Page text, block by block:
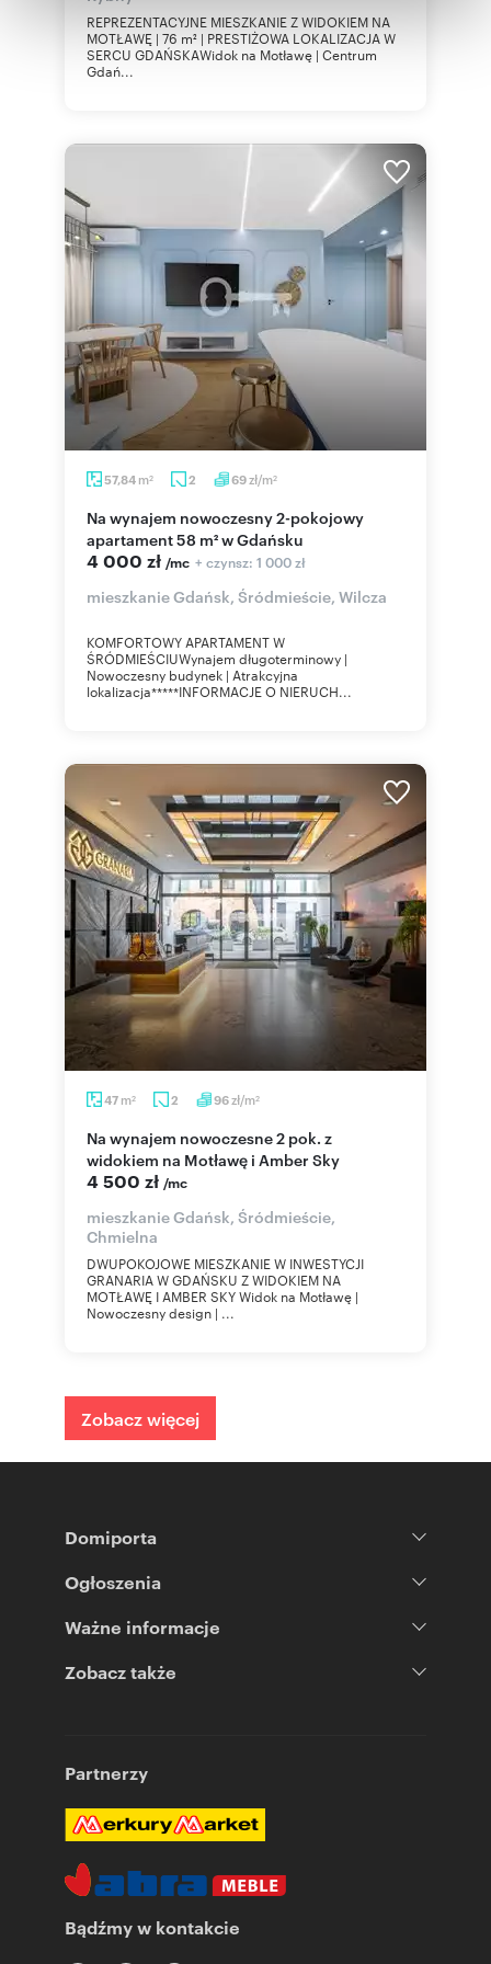
otrzymanymi od Ciebie lub uzyskanymi podczas
korzystania z ich usług.
REPREZENTACYJNE MIESZKANIE Z WIDOKIEM NA
MOTŁAWĘ | 76 m² | PRESTIŻOWA LOKALIZACJA W
SERCU GDAŃSKAWidok na Motławę | Centrum
Gdań...
57,84 m2 2 69zł/m2
Na wynajem nowoczesny 2-pokojowy
apartament 58 m² w Gdańsku
4 000 zł /mc + czynsz: 1 000 zł
mieszkanie Gdańsk, Śródmieście, Wilcza
KOMFORTOWY APARTAMENT W
ŚRÓDMIEŚCIUWynajem długoterminowy |
Nowoczesny budynek | Atrakcyjna
lokalizacja*****INFORMACJE O NIERUCH...
47 m2 2 96zł/m2
Na wynajem nowoczesne 2 pok. z
widokiem na Motławę i Amber Sky
4 500 zł /mc
mieszkanie Gdańsk, Śródmieście,
Chmielna
DWUPOKOJOWE MIESZKANIE W INWESTYCJI
GRANARIA W GDAŃSKU Z WIDOKIEM NA
MOTŁAWĘ I AMBER SKY Widok na Motławę |
Nowoczesny design | ...
Zobacz więcej
Domiporta
Ogłoszenia
Ważne informacje
Zobacz także
Partnerzy
Bądźmy w kontakcie